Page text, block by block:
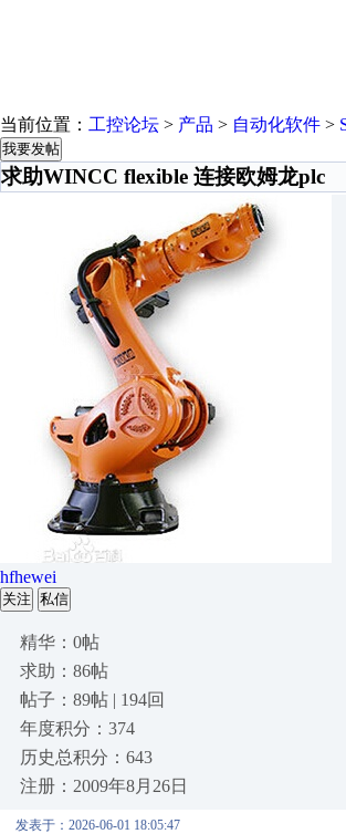
当前位置： 工控论坛 > 产品 > 自动化软件 >
我要发帖
求助WINCC flexible 连接欧姆龙plc
hfhewei
关注 私信
精华：0帖
求助：86帖
帖子：89帖 | 194回
年度积分：374
历史总积分：643
注册：2009年8月26日
发表于：2026-06-01 18:05:47